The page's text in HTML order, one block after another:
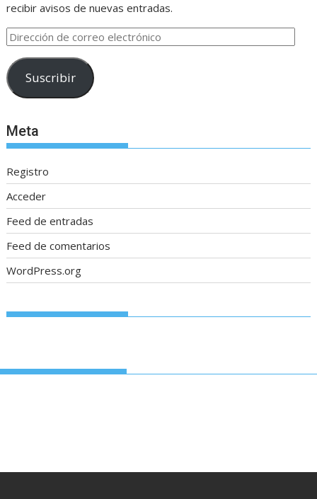
recibir avisos de nuevas entradas.
Dirección
correo
electrónico
Suscribir
Meta
Registro
Acceder
Feed de entradas
Feed de comentarios
WordPress.org